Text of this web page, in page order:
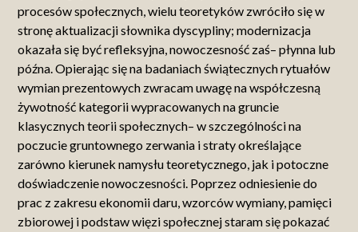
procesów społecznych, wielu teoretyków zwróciło się w
stronę aktualizacji słownika dyscypliny; modernizacja
okazała się być refleksyjna, nowoczesność zaś– płynna lub
późna. Opierając się na badaniach świątecznych rytuałów
wymian prezentowych zwracam uwagę na współczesną
żywotność kategorii wypracowanych na gruncie
klasycznych teorii społecznych– w szczególności na
poczucie gruntownego zerwania i straty określające
zarówno kierunek namysłu teoretycznego, jak i potoczne
doświadczenie nowoczesności. Poprzez odniesienie do
prac z zakresu ekonomii daru, wzorców wymiany, pamięci
zbiorowej i podstaw więzi społecznej staram się pokazać